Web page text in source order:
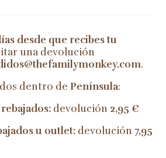
desde que recibes tu
una devolución
.
dentro de Península:
devolución 2,95 €
u outlet: devolución 7,95